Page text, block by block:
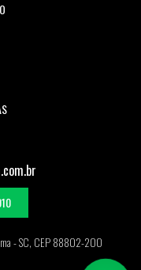
- SC, CEP 88802-200